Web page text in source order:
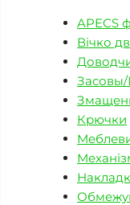
APECS
Вічко
Крючки